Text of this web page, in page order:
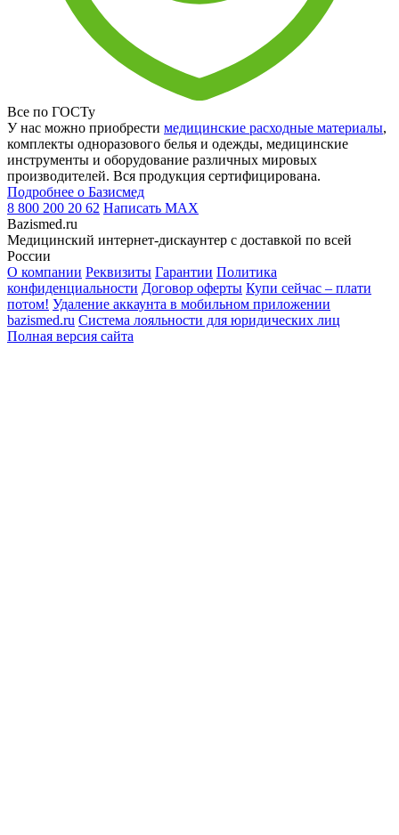
Все по ГОСТу
У нас можно приобрести медицинские расходные материалы,
комплекты одноразового белья и одежды, медицинские
инструменты и оборудование различных мировых
производителей. Вся продукция сертифицирована.
Подробнее о Базисмед
8 800 200 20 62 Написать MAX
Bazismed.ru
Медицинский интернет-дискаунтер с доставкой по всей
России
О компании Реквизиты Гарантии Политика
конфиденциальности Договор оферты Купи сейчас – плати
потом! Удаление аккаунта в мобильном приложении
bazismed.ru Система лояльности для юридических лиц
Полная версия сайта